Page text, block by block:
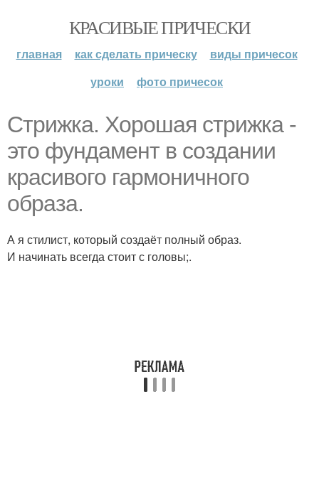
КРАСИВЫЕ ПРИЧЕСКИ
главная как сделать прическу
виды причесок
уроки
фото причесок
Стрижка. Хорошая стрижка -
это фундамент в создании
красивого гармоничного
образа.
А я стилист, который создаёт полный образ.
И начинать всегда стоит с головы;.